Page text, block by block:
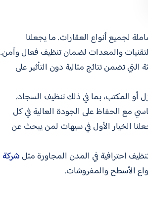
لجميع أنواع العقارات. ما يجعلنا
والمعدات لضمان تنظيف فعال وآمن.
التي تضمن نتائج مثالية دون التأثير على
المكتب، بما في ذلك تنظيف السجاد،
مع الحفاظ على الجودة العالية في كل
الخيار الأول في سيهات لمن يبحث عن
احترافية في المدن المجاورة مثل شركة
الأسطح والمفروشات.